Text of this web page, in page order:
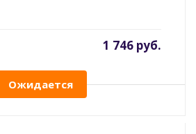
1 746 руб.
Ожидается